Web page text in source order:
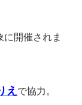
開催されま
え で協力。